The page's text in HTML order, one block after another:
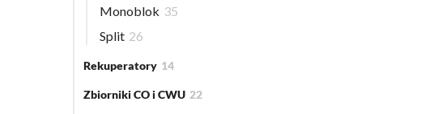
Monoblok 35
Split 26
Rekuperatory 14
Zbiorniki CO i CWU 22